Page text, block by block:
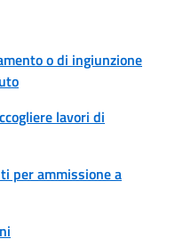
o di ingiunzione
lavori di
per ammissione a